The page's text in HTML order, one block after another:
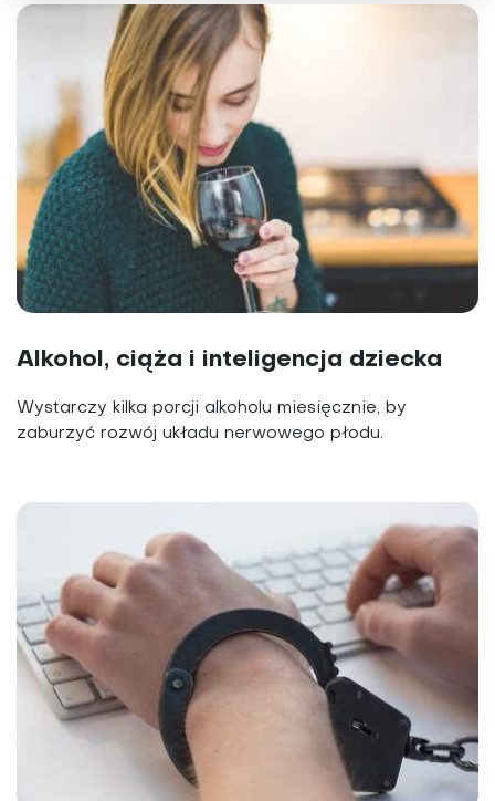
Alkohol, ciąża i inteligencja dziecka
Wystarczy kilka porcji alkoholu miesięcznie, by
zaburzyć rozwój układu nerwowego płodu.